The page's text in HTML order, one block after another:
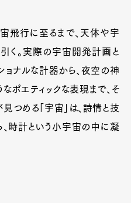
飛行に至るまで、天体や宇
く。実際の宇宙開発計画と
ョナルな計器から、夜空の神
ポエティックな表現まで、そ
つめる「宇宙」は、詩情と技
時計という小宇宙の中に凝